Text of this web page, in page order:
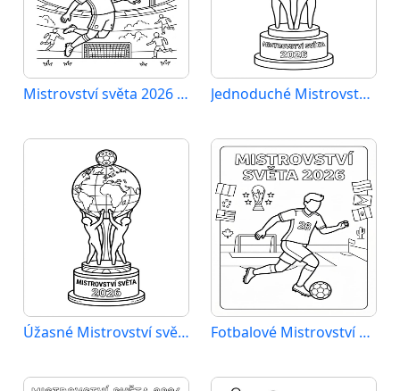
Mistrovství světa 2026 k vytisknutí Jednoduché Mistrovství světa 2026
Úžasné Mistrovství světa 2026 Fotbalové Mistrovství světa 2026